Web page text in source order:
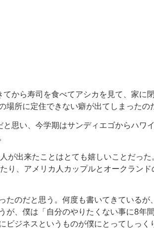
から寿司を食べてアシカを見て、家に
所に定住できない癖が出てしまったの
思い、今学期はサンディエゴからハワ
が出来たことはとても嬉しいことだっ
、アメリカ人カップルとオークランド
のだと思う。何度も書いてきているが
、僕は「自分のやりたくない事に8年
ジネスというものが僕にとってしっく